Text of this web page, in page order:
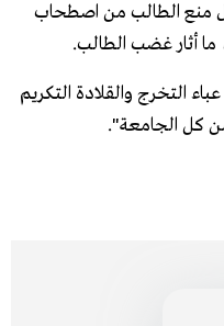
منع الطالب من اصطحاب
ما أثار غضب الطالب.
التخرج والقلادة التكريم
كل الجامعة".